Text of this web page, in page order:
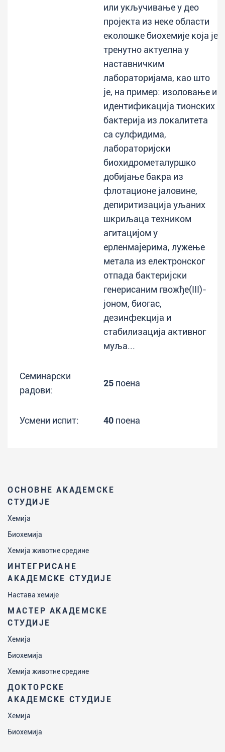
ОСНОВНЕ АКАДЕМСКЕ
СТУДИЈЕ
Хемија
Биохемија
Хемија животне средине
ИНТЕГРИСАНЕ
АКАДЕМСКЕ СТУДИЈЕ
Настава хемије
МАСТЕР АКАДЕМСКЕ
СТУДИЈЕ
Хемија
Биохемија
Хемија животне средине
ДОКТОРСКЕ
АКАДЕМСКЕ СТУДИЈЕ
Хемија
Биохемија
или укључивање у део
пројекта из неке области
еколошке биохемије која је
тренутно актуелна у
наставничким
лабораторијама, као што
је, на пример: изоловање и
идентификација тионских
бактерија из локалитета
са сулфидима,
лабораторијски
биохидрометалуршко
добијање бакра из
флотационе јаловине,
депиритизација уљаних
шкриљаца техником
агитацијом у
ерленмајерима, лужење
метала из електронског
отпада бактеријски
генерисаним гвожђе(III)-
јоном, биогас,
дезинфекција и
стабилизација активног
муља...
Семинарски
радови:
25 поена
Усмени испит: 40 поена